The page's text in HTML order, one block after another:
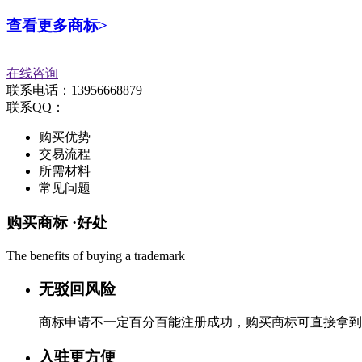
查看更多商标>
在线咨询
联系电话：13956668879
联系QQ：
购买优势
交易流程
所需材料
常见问题
购买商标 ·好处
The benefits of buying a trademark
无驳回风险
商标申请不一定百分百能注册成功，购买商标可直接拿
入驻更方便